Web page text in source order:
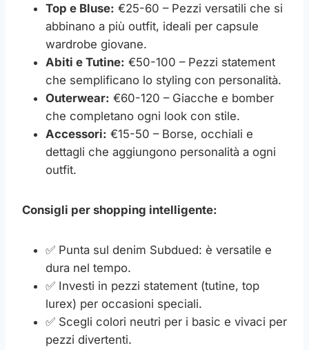
Top e Bluse: €25-60 – Pezzi versatili che si
abbinano a più outfit, ideali per capsule
wardrobe giovane.
Abiti e Tutine: €50-100 – Pezzi statement
che semplificano lo styling con personalità.
Outerwear: €60-120 – Giacche e bomber
che completano ogni look con stile.
Accessori: €15-50 – Borse, occhiali e
dettagli che aggiungono personalità a ogni
outfit.
Consigli per shopping intelligente:
✅ Punta sul denim Subdued: è versatile e
dura nel tempo.
✅ Investi in pezzi statement (tutine, top
lurex) per occasioni speciali.
✅ Scegli colori neutri per i basic e vivaci per
pezzi divertenti.